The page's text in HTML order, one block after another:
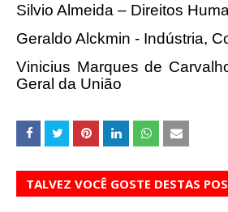
Silvio Almeida – Direitos
Geraldo Alckmin - Indústria,
Vinicius Marques de
Geral da União
TALVEZ VOCÊ GOSTE DESTAS